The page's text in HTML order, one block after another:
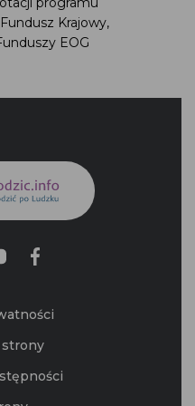
Krajowy,
EOG
strony